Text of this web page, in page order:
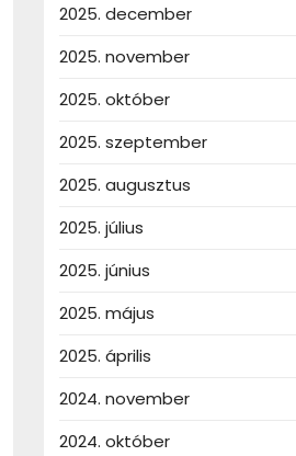
2025. december
2025. november
2025. október
2025. szeptember
2025. augusztus
2025. július
2025. június
2025. május
2025. április
2024. november
2024. október